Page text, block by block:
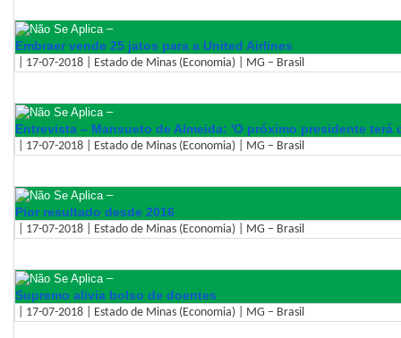
–
Embraer vende 25 jatos para a United Airlines
| 17-07-2018 | Estado de Minas (Economia) | MG – Brasil
–
Entrevista – Mansueto de Almeida: 'O próximo presidente
| 17-07-2018 | Estado de Minas (Economia) | MG – Brasil
–
Pior resultado desde 2016
| 17-07-2018 | Estado de Minas (Economia) | MG – Brasil
–
Supremo alivia bolso de doentes
| 17-07-2018 | Estado de Minas (Economia) | MG – Brasil